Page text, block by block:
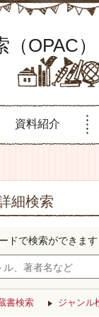
OPAC）
資料紹介
細検索
ドで検索ができます
書検索 ジャンル